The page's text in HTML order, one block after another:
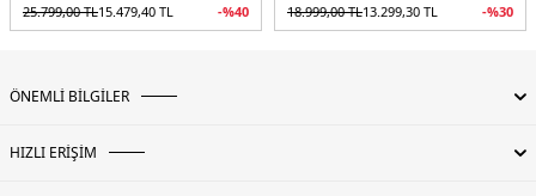
25.799,00TL15.479,40 TL -%40
18.999,00TL13.299,30 TL -%30
ÖNEMLİ BİLGİLER
HIZLI ERİŞİM